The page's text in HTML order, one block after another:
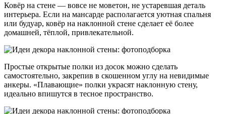
Ковёр на стене — вовсе не моветон, не устаревшая деталь
интерьера. Если на мансарде располагается уютная спальня
или будуар, ковёр на наклонной стене сделает её более
домашней, тёплой, привлекательной.
Простые открытые полки из досок можно сделать
самостоятельно, закрепив в скошенном углу на невидимые
анкеры. «Плавающие» полки украсят наклонную стену,
идеально впишутся в тесное пространство.